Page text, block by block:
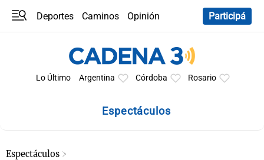
Deportes Caminos
Opinión
Participá
Lo Último Argentina Córdoba Rosario
Espectáculos
Espectáculos